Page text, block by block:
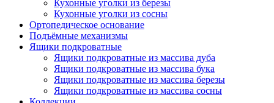
Кухонные уголки из березы
Кухонные уголки из сосны
Ортопедическое основание
Подъёмные механизмы
Ящики подкроватные
Ящики подкроватные из массива дуба
Ящики подкроватные из массива бука
Ящики подкроватные из массива березы
Ящики подкроватные из массива сосны